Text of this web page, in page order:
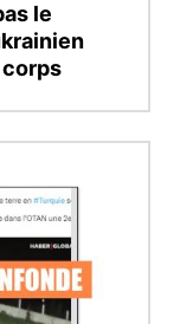
le
corps